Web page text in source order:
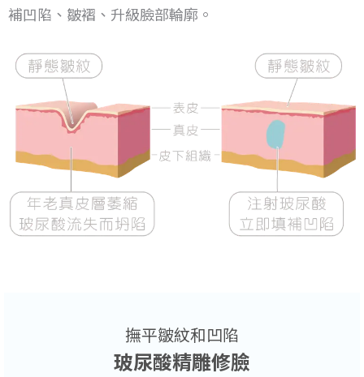
補凹陷、皺褶、升級臉部輪廓。
撫平皺紋和凹陷
玻尿酸精雕修臉